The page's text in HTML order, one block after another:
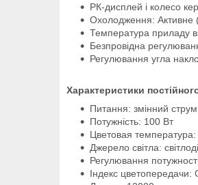
РК-дисплей і колесо
Охолодження: Активне
Температура приладу
Безпровідна
Регулювання угла
Характеристики
Питання: змінний
Потужність: 100 Вт
Цветовая
Джерело світла:
Регулювання
Індекс цветопередачи: